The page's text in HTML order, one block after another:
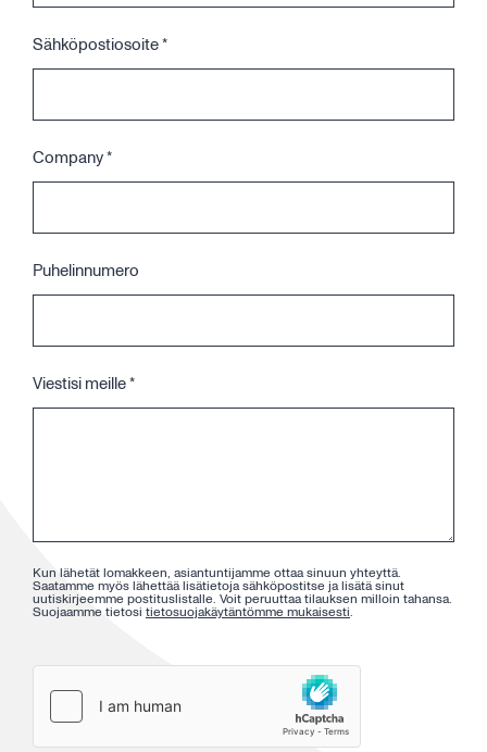
Sähköpostiosoite*
Company*
Puhelinnumero
Viestisi meille*
Kun lähetät lomakkeen, asiantuntijamme ottaa sinuun yhteyttä.
Saatamme myös lähettää lisätietoja sähköpostitse ja lisätä sinut
uutiskirjeemme postituslistalle. Voit peruuttaa tilauksen milloin tahansa.
Suojaamme tietosi tietosuojakäytäntömme mukaisesti.